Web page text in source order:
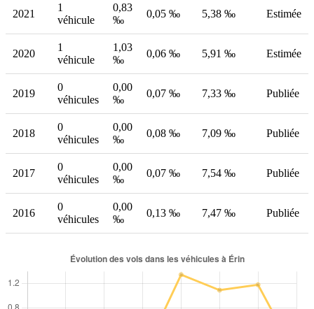
2021
1
véhicule
0,83
‰
0,05 ‰ 5,38 ‰ Estimée
2020
1
véhicule
1,03
‰
0,06 ‰ 5,91 ‰ Estimée
2019
0
véhicules
0,00
‰
0,07 ‰ 7,33 ‰ Publiée
2018
0
véhicules
0,00
‰
0,08 ‰ 7,09 ‰ Publiée
2017
0
véhicules
0,00
‰
0,07 ‰ 7,54 ‰ Publiée
2016
0
véhicules
0,00
‰
0,13 ‰ 7,47 ‰ Publiée